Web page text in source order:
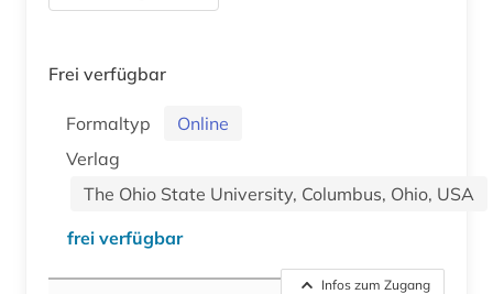
Frei verfügbar
Formaltyp
Online
Verlag
The Ohio State University, Columbus, Ohio, USA
frei verfügbar
Infos zum Zugang